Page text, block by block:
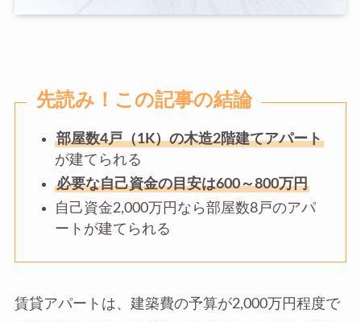
先読み！この記事の結論
部屋数4戸（1K）の木造2階建てアパート
が建てられる
必要な自己資金の目安は600～800万円
自己資金2,000万円なら部屋数8戸のアパ
ートが建てられる
賃貸アパートは、建築費の予算が2,000万円程度で